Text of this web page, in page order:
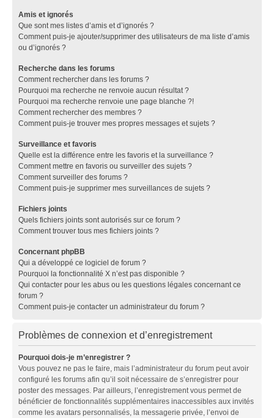
Amis et ignorés
Que sont mes listes d’amis et d’ignorés ?
Comment puis-je ajouter/supprimer des utilisateurs de ma liste d’amis
ou d’ignorés ?
Recherche dans les forums
Comment rechercher dans les forums ?
Pourquoi ma recherche ne renvoie aucun résultat ?
Pourquoi ma recherche renvoie une page blanche ?!
Comment rechercher des membres ?
Comment puis-je trouver mes propres messages et sujets ?
Surveillance et favoris
Quelle est la différence entre les favoris et la surveillance ?
Comment mettre en favoris ou surveiller des sujets ?
Comment surveiller des forums ?
Comment puis-je supprimer mes surveillances de sujets ?
Fichiers joints
Quels fichiers joints sont autorisés sur ce forum ?
Comment trouver tous mes fichiers joints ?
Concernant phpBB
Qui a développé ce logiciel de forum ?
Pourquoi la fonctionnalité X n’est pas disponible ?
Qui contacter pour les abus ou les questions légales concernant ce
forum ?
Comment puis-je contacter un administrateur du forum ?
Problèmes de connexion et d’enregistrement
Pourquoi dois-je m’enregistrer ?
Vous pouvez ne pas le faire, mais l’administrateur du forum peut avoir
configuré les forums afin qu’il soit nécessaire de s’enregistrer pour
poster des messages. Par ailleurs, l’enregistrement vous permet de
bénéficier de fonctionnalités supplémentaires inaccessibles aux invités
comme les avatars personnalisés, la messagerie privée, l’envoi de